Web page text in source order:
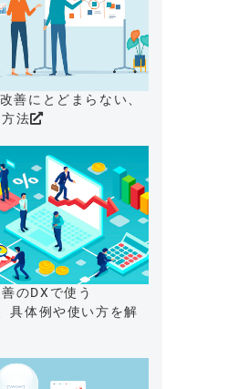
善にとどまらない、
法
のDXで使う
具体例や使い方を解